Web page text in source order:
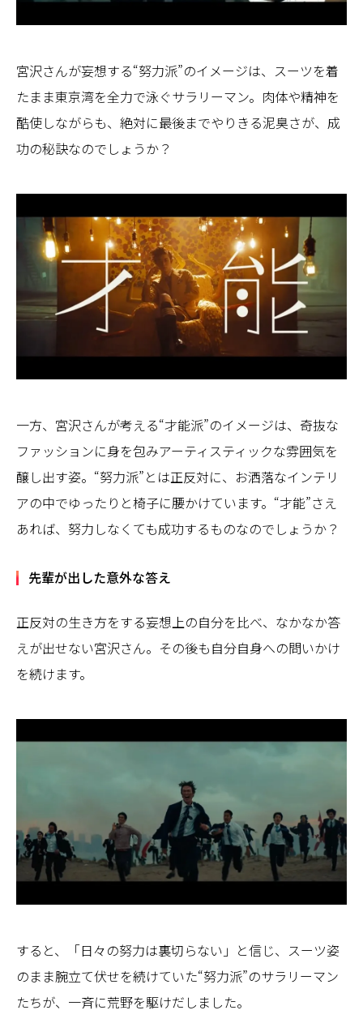
宮沢さんが妄想する“努力派”のイメージは、スーツを着
たまま東京湾を全力で泳ぐサラリーマン。肉体や精神を
酷使しながらも、絶対に最後までやりきる泥臭さが、成
功の秘訣なのでしょうか？
一方、宮沢さんが考える“才能派”のイメージは、奇抜な
ファッションに身を包みアーティスティックな雰囲気を
醸し出す姿。“努力派”とは正反対に、お洒落なインテリ
アの中でゆったりと椅子に腰かけています。“才能”さえ
あれば、努力しなくても成功するものなのでしょうか？
先輩が出した意外な答え
正反対の生き方をする妄想上の自分を比べ、なかなか答
えが出せない宮沢さん。その後も自分自身への問いかけ
を続けます。
すると、「日々の努力は裏切らない」と信じ、スーツ姿
のまま腕立て伏せを続けていた“努力派”のサラリーマン
たちが、一斉に荒野を駆けだしました。